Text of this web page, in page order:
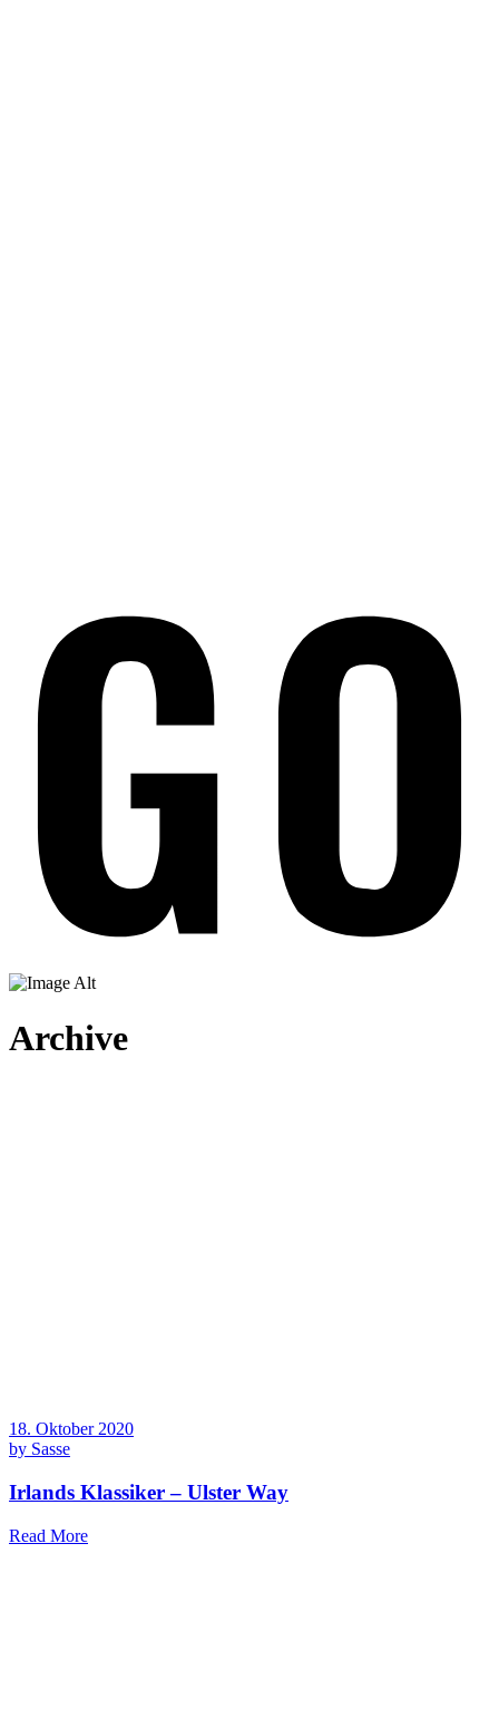
Archive
18. Oktober 2020
by Sasse
Irlands Klassiker – Ulster Way
Read More